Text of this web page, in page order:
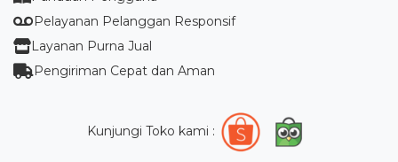
Pelayanan Pelanggan Responsif
Layanan Purna Jual
Pengiriman Cepat dan Aman
Kunjungi Toko kami :